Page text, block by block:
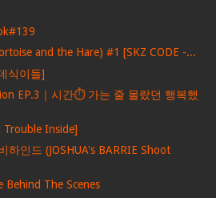
and the Hare) #1 [SKZ CODE -...
식이들]
EP.3｜시간⏱️ 가는 줄 몰랐던 행복했
Trouble Inside]
하인드 (JOSHUA's BARRIE Shoot
Behind The Scenes